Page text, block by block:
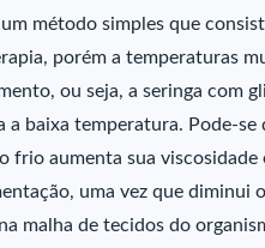
método simples que
porém a temperaturas
ou seja, a seringa com
a baixa temperatura. Pode-
frio aumenta sua
uma vez que diminui
malha de tecidos do